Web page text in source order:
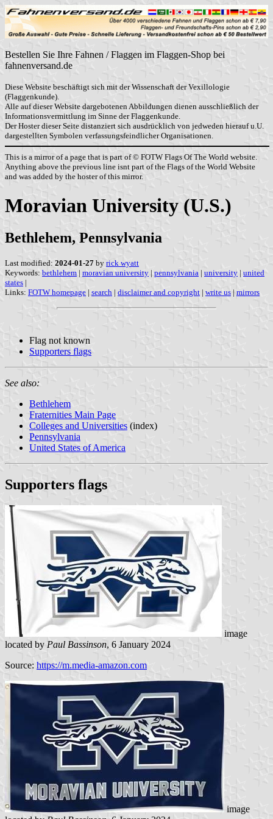
Bestellen Sie Ihre Fahnen / Flaggen im Flaggen-Shop bei
fahnenversand.de
Diese Website beschäftigt sich mit der Wissenschaft der Vexillologie
(Flaggenkunde).
Alle auf dieser Website dargebotenen Abbildungen dienen ausschließlich der
Informationsvermittlung im Sinne der Flaggenkunde.
Der Hoster dieser Seite distanziert sich ausdrücklich von jedweden hierauf u.U.
dargestellten Symbolen verfassungsfeindlicher Organisationen.
This is a mirror of a page that is part of © FOTW Flags Of The World website.
Anything above the previous line isnt part of the Flags of the World Website
and was added by the hoster of this mirror.
Moravian University (U.S.)
Bethlehem, Pennsylvania
Last modified: 2024-01-27 by rick wyatt
Keywords: bethlehem | moravian university | pennsylvania | university | united
states |
Links: FOTW homepage | search | disclaimer and copyright | write us | mirrors
Flag not known
Supporters flags
See also:
Bethlehem
Fraternities Main Page
Colleges and Universities (index)
Pennsylvania
United States of America
Supporters flags
image
located by Paul Bassinson, 6 January 2024
Source: https://m.media-amazon.com
image